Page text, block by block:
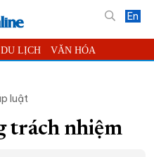
En
DU LỊCH VĂN HÓA
ĐỌC BÁO ONLINE
luật
trách nhiệm